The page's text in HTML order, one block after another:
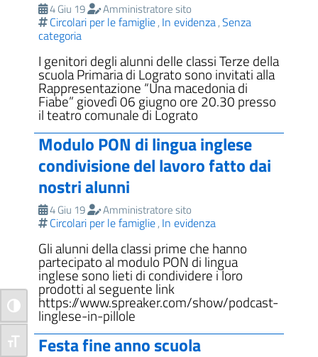
Attiva/disattiva alto contrasto
Attiva/disattiva dimensione testo
4 Giu 19 Amministratore sito
Circolari per le famiglie, In evidenza,Senza
categoria
I genitori degli alunni delle classi Terze della
scuola Primaria di Lograto sono invitati alla
Rappresentazione “Una macedonia di
Fiabe” giovedì 06 giugno ore 20.30 presso
il teatro comunale di Lograto
Modulo PON di lingua inglese
condivisione del lavoro fatto dai
nostri alunni
4 Giu 19 Amministratore sito
Circolari per le famiglie, In evidenza
Gli alunni della classi prime che hanno
partecipato al modulo PON di lingua
inglese sono lieti di condividere i loro
prodotti al seguente link
https://www.spreaker.com/show/podcast-
linglese-in-pillole
Festa fine anno scuola